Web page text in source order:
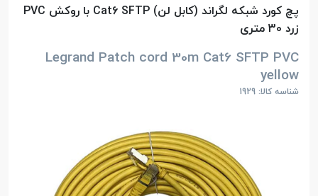
پچ کورد شبکه لگراند (کابل لن) Cat6 SFTP با روکش PVC
زرد 30 متری
Legrand Patch cord 30m Cat6 SFTP PVC
yellow
شناسه کالا: 1929